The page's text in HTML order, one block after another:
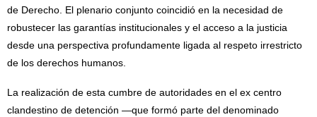
de Derecho. El plenario conjunto coincidió en la necesidad de
robustecer las garantías institucionales y el acceso a la justicia
desde una perspectiva profundamente ligada al respeto irrestricto
de los derechos humanos.
La realización de esta cumbre de autoridades en el ex centro
clandestino de detención —que formó parte del denominado